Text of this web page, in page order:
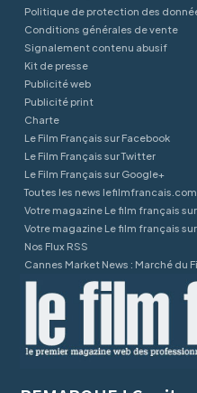
Politique de protection des
Conditions générales de vente
Signalement contenu abusif
Kit de presse
Publicité web
Publicité print
Charte
Le Film Français sur Facebook
Le Film Français sur Twitter
Le Film Français sur Google+
Toutes les news
Votre magazine Le film français
Votre magazine Le film français
Nos Flux RSS
Cannes Market News : Marché du